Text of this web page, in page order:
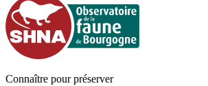
Connaître pour préserver